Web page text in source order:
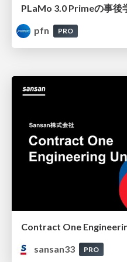
PLaMo 3.0 Primeの事後
pfn
PRO
Contract One
sansan33
PRO